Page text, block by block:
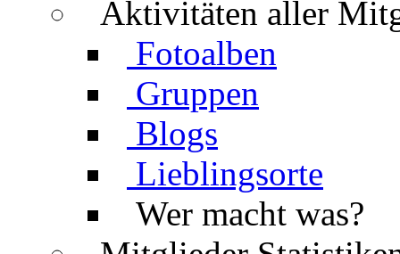
Aktivitäten aller
Fotoalben
Gruppen
Blogs
Lieblingsorte
Wer macht was?